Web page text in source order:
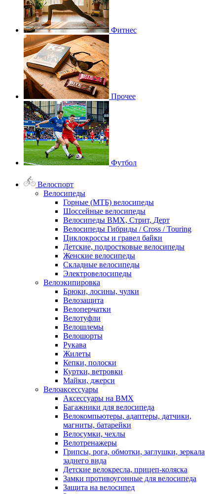
Фитнес
Прочее
Футбол
Велоспорт
Велосипеды
Горные (МТБ) велосипеды
Шоссейные велосипеды
Велосипеды BMX, Стрит, Дерт
Велосипеды Гибриды / Cross / Touring
Циклокроссы и гравел байки
Детские, подростковые велосипеды
Женские велосипеды
Складные велосипеды
Электровелосипеды
Велоэкипировка
Брюки, лосины, чулки
Велозащита
Велоперчатки
Велотуфли
Велошлемы
Велошорты
Рукава
Жилеты
Кепки, полоски
Куртки, ветровки
Майки, джерси
Велоаксессуары
Аксессуары на BMX
Багажники для велосипеда
Велокомпьютеры, адаптеры, датчики,
магниты, батарейки
Велосумки, чехлы
Велотренажеры
Грипсы, рога, обмотки, заглушки, зеркала
заднего вида
Детские велокресла, прицеп-коляска
Замки противоугонные для велосипеда
Защита на велосипед